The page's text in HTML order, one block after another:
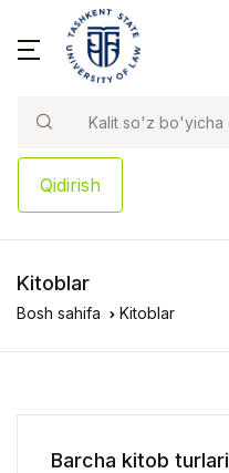
Qidirish
Kitoblar
Bosh sahifa Kitoblar
Barcha kitob turlari